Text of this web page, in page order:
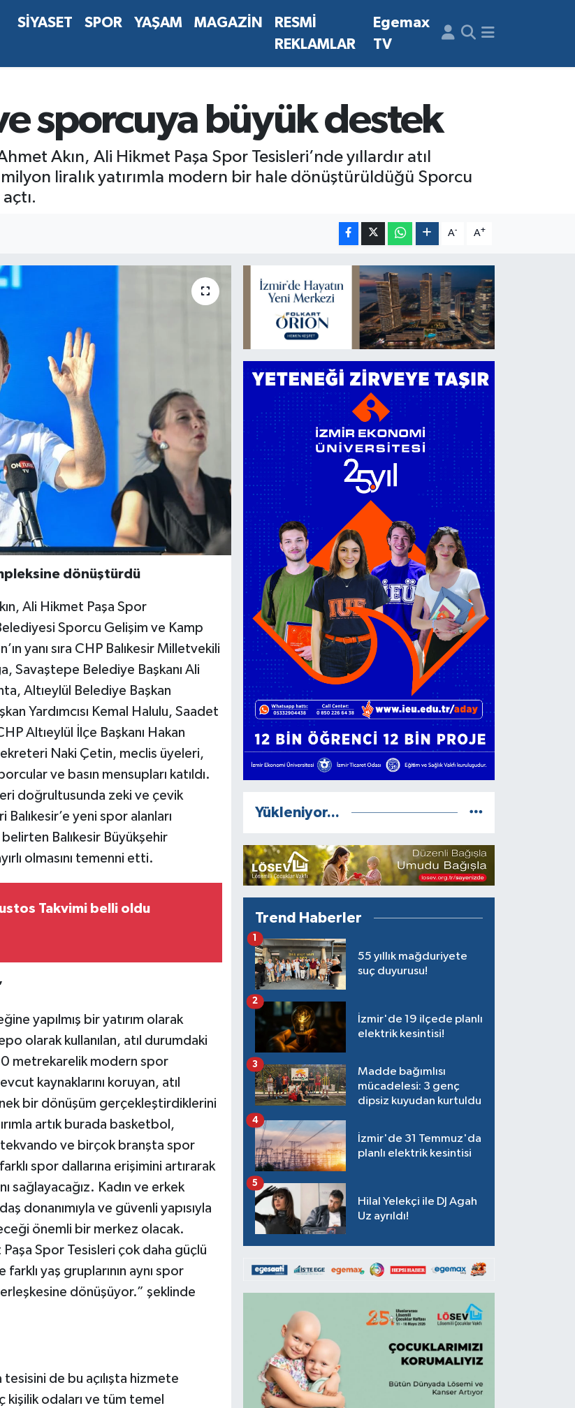
SİYASET SPOR YAŞAM MAGAZİN
RESMİ
REKLAMLAR
Egemax
TV
sporcuya büyük destek
Akın, Ali Hikmet Paşa Spor Tesisleri’nde yıllardır atıl
liralık yatırımla modern bir hale dönüştürüldüğü Sporcu
A- A+
dönüştürdü
Ali Hikmet Paşa Spor
Sporcu Gelişim ve Kamp
yanı sıra CHP Balıkesir Milletvekili
Savaştepe Belediye Başkanı Ali
Altıeylül Belediye Başkan
Yardımcısı Kemal Halulu, Saadet
Altıeylül İlçe Başkanı Hakan
Naki Çetin, meclis üyeleri,
ve basın mensupları katıldı.
doğrultusunda zeki ve çevik
yeni spor alanları
Balıkesir Büyükşehir
olmasını temenni etti.
Takvimi belli oldu
yapılmış bir yatırım olarak
olarak kullanılan, atıl durumdaki
metrekarelik modern spor
kaynaklarını koruyan, atıl
bir dönüşüm gerçekleştirdiklerini
artık burada basketbol,
ve birçok branşta spor
spor dallarına erişimini artırarak
sağlayacağız. Kadın ve erkek
donanımıyla ve güvenli yapısıyla
önemli bir merkez olacak.
Paşa Spor Tesisleri çok daha güçlü
yaş gruplarının aynı spor
dönüşüyor.” şeklinde
de bu açılışta hizmete
kişilik odaları ve tüm temel
Yükleniyor...
Trend Haberler
55 yıllık mağduriyete
suç duyurusu!
1
İzmir'de 19 ilçede planlı
elektrik kesintisi!
2
Madde bağımlısı
mücadelesi: 3 genç
dipsiz kuyudan kurtuldu
3
İzmir'de 31 Temmuz'da
planlı elektrik kesintisi
4
Hilal Yelekçi ile DJ Agah
Uz ayrıldı!
5